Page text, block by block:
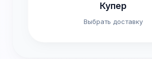
Купер
Выбрать доставку